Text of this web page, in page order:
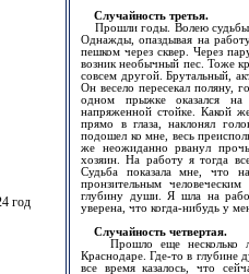
год
Случайность третья.
Прошли годы. Волею судьбы
Однажды, опаздывая на
пешком через сквер. Через
возник необычный пес. Тоже
совсем другой. Брутальный,
Он весело пересекал поляну,
одном прыжке оказался
напряженной стойке. Какой
прямо в глаза, наклонял
подошел ко мне, весь
же неожиданно рванул
хозяин. На работу я тогда
Судьба показала мне, что
пронзительным
глубину души. Я шла на
уверена, что когда-нибудь у
Случайность четвертая.
Прошло еще несколько
Краснодаре. Где-то в глубине
все время казалось, что